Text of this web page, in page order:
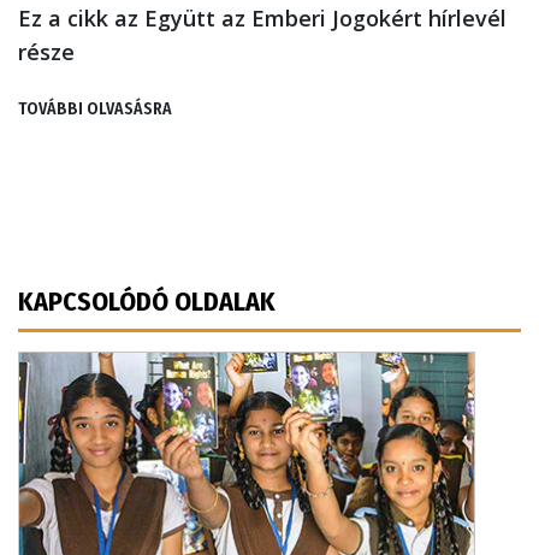
Ez a cikk az Együtt az Emberi Jogokért hírlevél
része
TOVÁBBI OLVASÁSRA
KAPCSOLÓDÓ OLDALAK